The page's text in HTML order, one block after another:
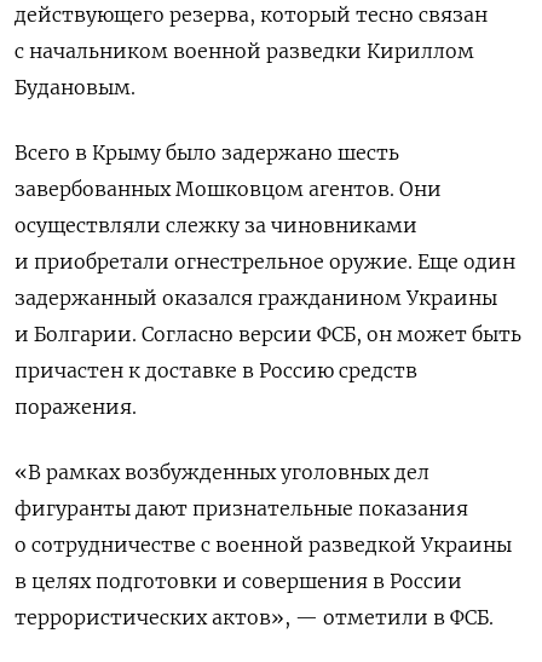
действующего резерва, который тесно связан
с начальником военной разведки Кириллом
Будановым.
Всего в Крыму было задержано шесть
завербованных Мошковцом агентов. Они
осуществляли слежку за чиновниками
и приобретали огнестрельное оружие. Еще один
задержанный оказался гражданином Украины
и Болгарии. Согласно версии ФСБ, он может быть
причастен к доставке в Россию средств
поражения.
«В рамках возбужденных уголовных дел
фигуранты дают признательные показания
о сотрудничестве с военной разведкой Украины
в целях подготовки и совершения в России
террористических актов», — отметили в ФСБ.